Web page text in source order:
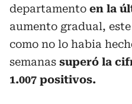
departamento en la
aumento gradual,
como no lo habia
semanas superó la
1.007 positivos.